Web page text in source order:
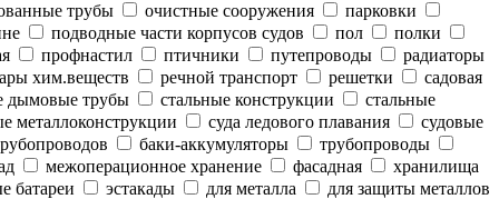
трубы
очистные сооружения
парковки
подводные части корпусов судов пол
полки
профнастил птичники путепроводы
радиаторы
хим.веществ
речной транспорт решетки
садовая
дымовые трубы
стальные конструкции
стальные
металлоконструкции
суда ледового плавания
судовые
баки-аккумуляторы
трубопроводы
межоперационное хранение фасадная
хранилища
батареи
эстакады для металла для защиты металлов